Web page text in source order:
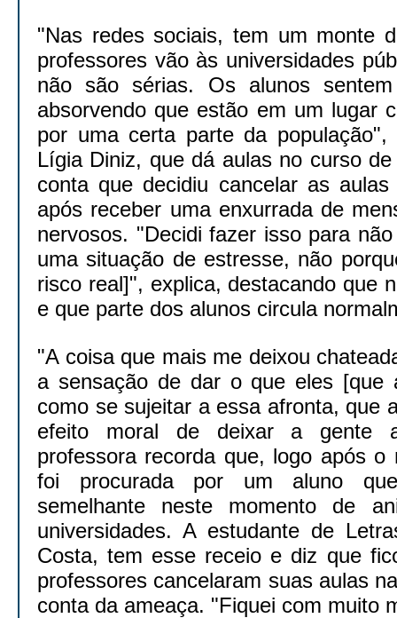
"Nas redes sociais, tem um monte
professores vão às universidades
não são sérias. Os alunos
absorvendo que estão em um lugar
por uma certa parte da população",
Lígia Diniz, que dá aulas no curso
conta que decidiu cancelar as
após receber uma enxurrada de
nervosos. "Decidi fazer isso para
uma situação de estresse, não
risco real]", explica, destacando que
e que parte dos alunos circula
"A coisa que mais me deixou
a sensação de dar o que eles [que
como se sujeitar a essa afronta, que
efeito moral de deixar a gente
professora recorda que, logo após o
foi procurada por um aluno
semelhante neste momento de
universidades. A estudante de
Costa, tem esse receio e diz que
professores cancelaram suas aulas
conta da ameaça. "Fiquei com muito